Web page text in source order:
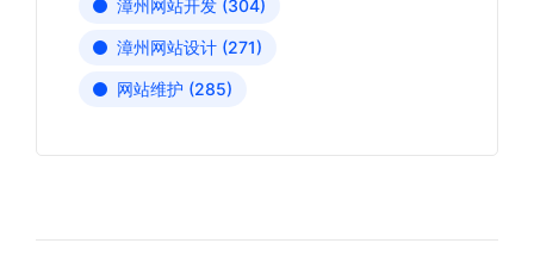
漳州网站开发 (304)
漳州网站设计 (271)
网站维护 (285)